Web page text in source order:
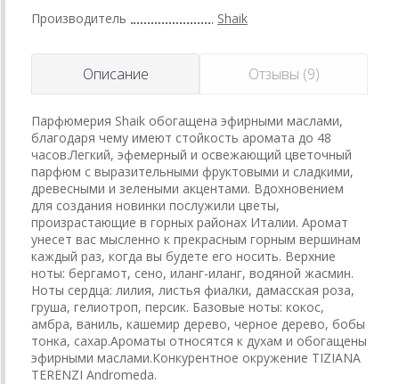
Производитель Shaik
Описание Отзывы (9)
Парфюмерия Shaik обогащена эфирными маслами,
благодаря чему имеют стойкость аромата до 48
часов.Легкий, эфемерный и освежающий цветочный
парфюм с выразительными фруктовыми и сладкими,
древесными и зелеными акцентами. Вдохновением
для создания новинки послужили цветы,
произрастающие в горных районах Италии. Аромат
унесет вас мысленно к прекрасным горным вершинам
каждый раз, когда вы будете его носить. Верхние
ноты: бергамот, сено, иланг-иланг, водяной жасмин.
Ноты сердца: лилия, листья фиалки, дамасская роза,
груша, гелиотроп, персик. Базовые ноты: кокос,
амбра, ваниль, кашемир дерево, черное дерево, бобы
тонка, сахар.Ароматы относятся к духам и обогащены
эфирными маслами.Конкурентное окружение TIZIANA
TERENZI Andromeda.